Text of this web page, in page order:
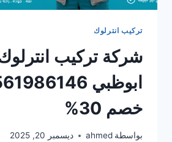
تركيب انترلوك
شركة تركيب
ابوظبي 0561986146
خصم 30%
بواسطة ahmed ديسمبر 20, 2025